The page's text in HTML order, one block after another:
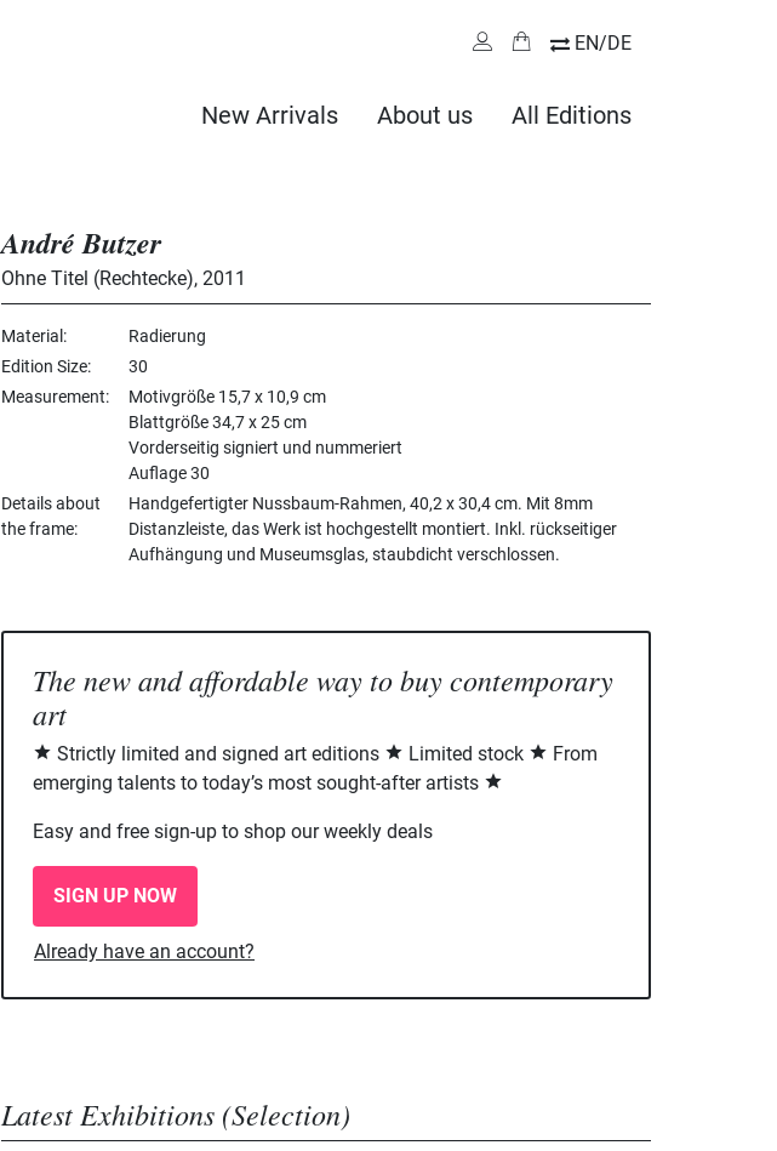
EN/DE
New Arrivals About us All Editions
André Butzer
Ohne Titel (Rechtecke), 2011
Material
Radierung
Edition Size
30
Measurement
Motivgröße 15,7 x 10,9 cm
Blattgröße 34,7 x 25 cm
Vorderseitig signiert und nummeriert
Auflage 30
Details about
the frame
Handgefertigter Nussbaum-Rahmen, 40,2 x 30,4 cm. Mit 8mm
Distanzleiste, das Werk ist hochgestellt montiert. Inkl. rückseitiger
Aufhängung und Museumsglas, staubdicht verschlossen.
The new and affordable way to buy contemporary
art
Strictly limited and signed art editions Limited stock
From
emerging talents to today’s most sought-after artists
Easy and free sign-up to shop our weekly deals
SIGN UP NOW
Already have an account?
Latest Exhibitions (Selection)